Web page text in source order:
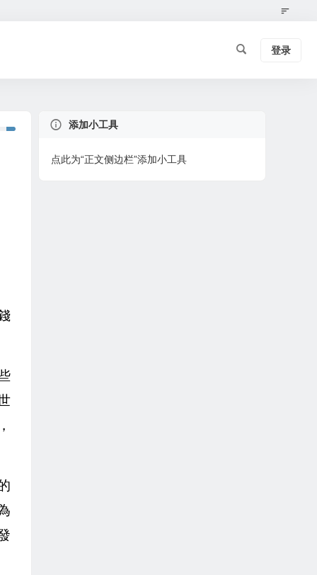
登录
添加小工具
点此为“正文侧边栏”添加小工具